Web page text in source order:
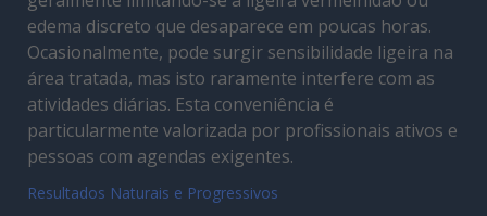
edema discreto que desaparece em poucas horas.
Ocasionalmente, pode surgir sensibilidade ligeira na
área tratada, mas isto raramente interfere com as
atividades diárias. Esta conveniência é
particularmente valorizada por profissionais ativos e
pessoas com agendas exigentes.
Resultados Naturais e Progressivos